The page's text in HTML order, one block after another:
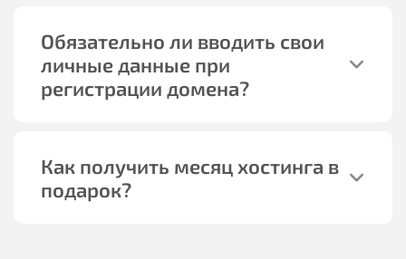
Обязательно ли вводить свои
личные данные при
регистрации домена?
Как получить месяц хостинга в
подарок?